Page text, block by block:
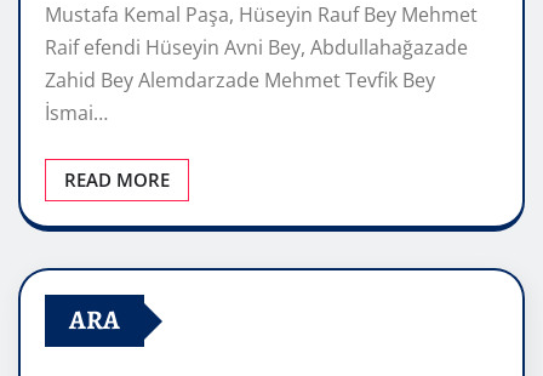
Mustafa Kemal Paşa, Hüseyin Rauf Bey Mehmet
Raif efendi Hüseyin Avni Bey, Abdullahağazade
Zahid Bey Alemdarzade Mehmet Tevfik Bey
İsmai…
READ MORE
ARA